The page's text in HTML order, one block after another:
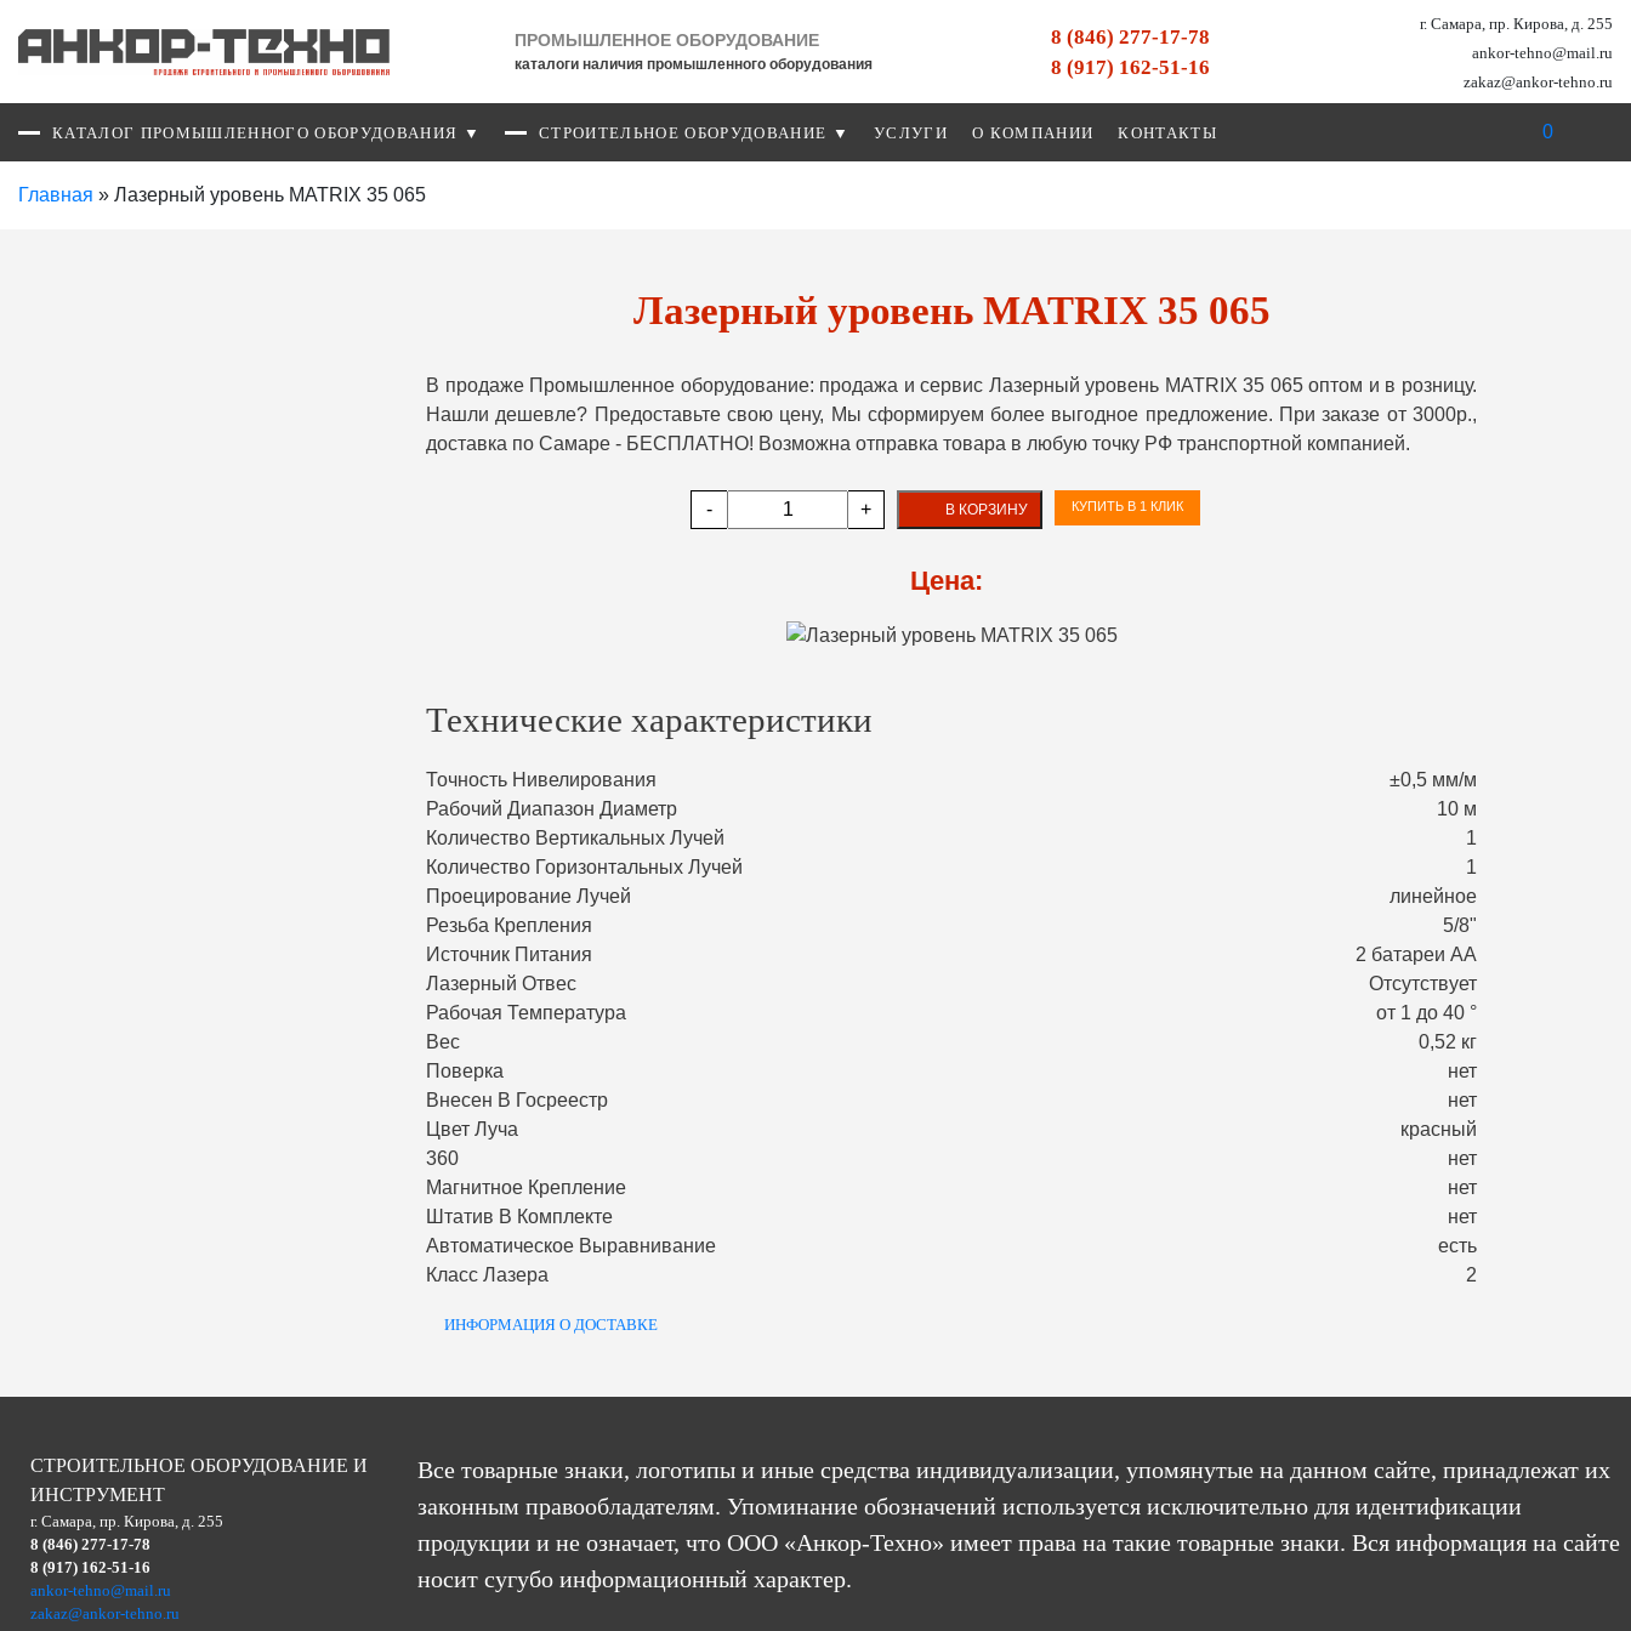
ПРОМЫШЛЕННОЕ ОБОРУДОВАНИЕ
каталоги наличия промышленного оборудования
8 (846) 277-17-78
8 (917) 162-51-16
г. Самара, пр. Кирова, д. 255
ankor-tehno@mail.ru
zakaz@ankor-tehno.ru
КАТАЛОГ ПРОМЫШЛЕННОГО ОБОРУДОВАНИЯ ▼ СТРОИТЕЛЬНОЕ ОБОРУДОВАНИЕ ▼ УСЛУГИ О КОМПАНИИ КОНТАКТЫ 0
Главная » Лазерный уровень MATRIX 35 065
Лазерный уровень MATRIX 35 065
В продаже Промышленное оборудование: продажа и сервис Лазерный уровень MATRIX 35 065 оптом и в розницу.
Нашли дешевле? Предоставьте свою цену, Мы сформируем более выгодное предложение. При заказе от 3000р.,
доставка по Самаре - БЕСПЛАТНО! Возможна отправка товара в любую точку РФ транспортной компанией.
- + В КОРЗИНУ КУПИТЬ В 1 КЛИК
Цена:
Технические характеристики
Точность Нивелирования
±0,5 мм/м
Рабочий Диапазон Диаметр
10 м
Количество Вертикальных Лучей
1
Количество Горизонтальных Лучей
1
Проецирование Лучей
линейное
Резьба Крепления
5/8"
Источник Питания
2 батареи АА
Лазерный Отвес
Отсутствует
Рабочая Температура
от 1 до 40 °
Вес
0,52 кг
Поверка
нет
Внесен В Госреестр
нет
Цвет Луча
красный
360
нет
Магнитное Крепление
нет
Штатив В Комплекте
нет
Автоматическое Выравнивание
есть
Класс Лазера
2
ИНФОРМАЦИЯ О ДОСТАВКЕ
СТРОИТЕЛЬНОЕ ОБОРУДОВАНИЕ И
ИНСТРУМЕНТ
г. Самара, пр. Кирова, д. 255
8 (846) 277-17-78
8 (917) 162-51-16
ankor-tehno@mail.ru
zakaz@ankor-tehno.ru
Все товарные знаки, логотипы и иные средства индивидуализации, упомянутые на данном сайте, принадлежат их
законным правообладателям. Упоминание обозначений используется исключительно для идентификации
продукции и не означает, что ООО «Анкор-Техно» имеет права на такие товарные знаки. Вся информация на сайте
носит сугубо информационный характер.